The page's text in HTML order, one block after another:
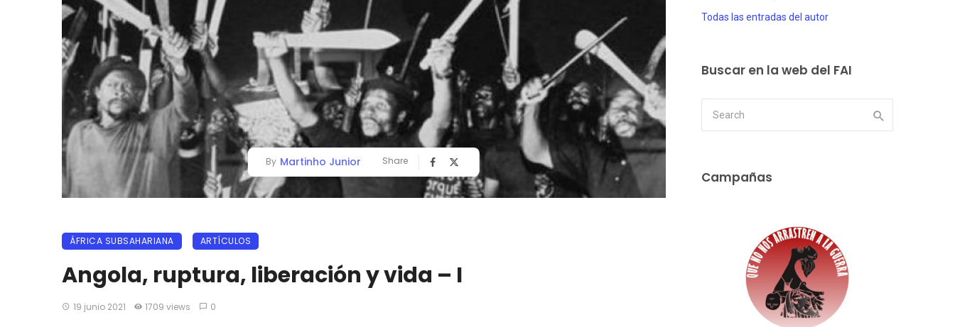
By Martinho Junior Share
ÁFRICA SUBSAHARIANA ARTÍCULOS
Angola, ruptura, liberación y vida – I
19 junio 2021 1709 views 0
Todas las entradas del autor
Buscar en la web del FAI
Campañas